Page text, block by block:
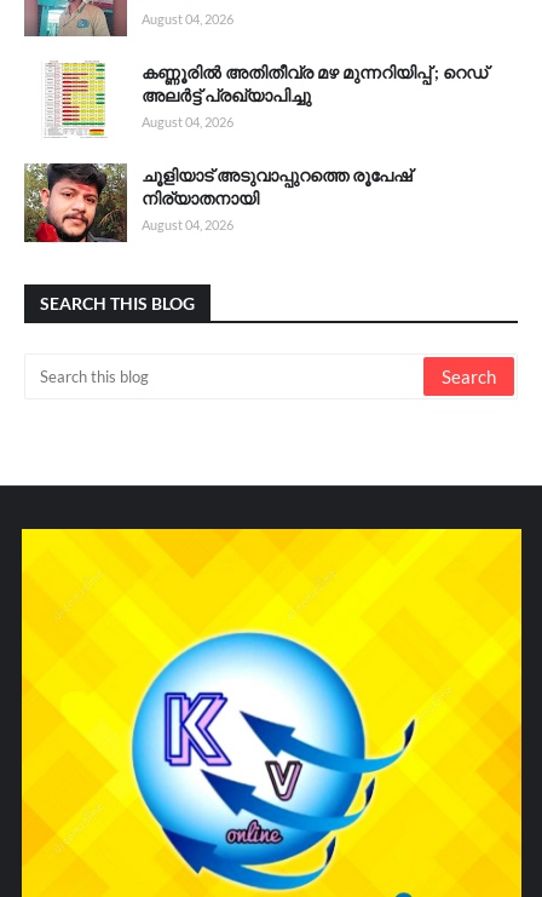
August 04, 2026
കണ്ണൂരിൽ അതിതീവ്ര മഴ മുന്നറിയിപ്പ് ; റെഡ്
അലർട്ട് പ്രഖ്യാപിച്ചു
August 04, 2026
ചൂളിയാട് അടുവാപ്പുറത്തെ രൂപേഷ്
നിര്യാതനായി
August 04, 2026
SEARCH THIS BLOG